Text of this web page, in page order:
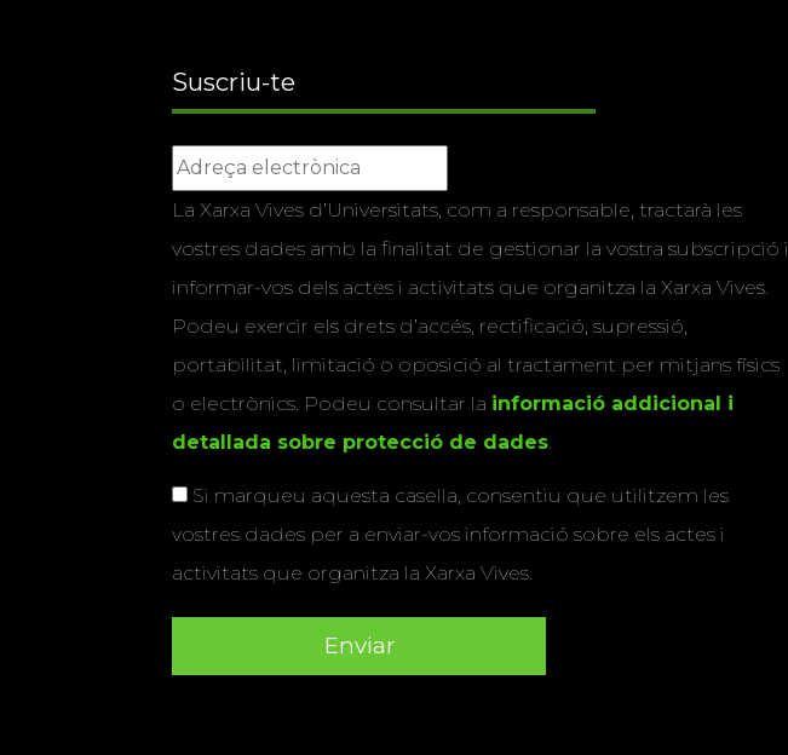
Suscriu-te
La Xarxa Vives d’Universitats, com a responsable, tractarà les
vostres dades amb la finalitat de gestionar la vostra subscripció i
informar-vos dels actes i activitats que organitza la Xarxa Vives.
Podeu exercir els drets d’accés, rectificació, supressió,
portabilitat, limitació o oposició al tractament per mitjans físics
o electrònics. Podeu consultar la informació addicional i
detallada sobre protecció de dades.
Si marqueu aquesta casella, consentiu que utilitzem les
vostres dades per a enviar-vos informació sobre els actes i
activitats que organitza la Xarxa Vives.